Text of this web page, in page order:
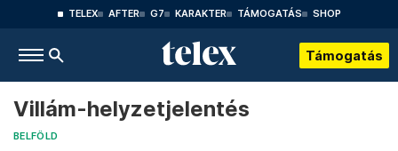
TELEX AFTER G7 KARAKTER TÁMOGATÁS SHOP
Támogatás
Villám-helyzetjelentés
BELFÖLD